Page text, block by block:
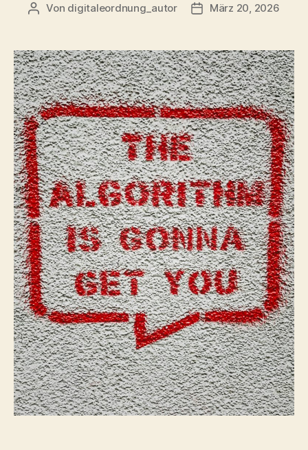
Beitragsautor
Von digitaleordnung_autor März 20, 2026